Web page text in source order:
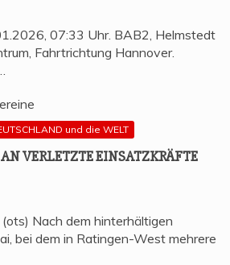
07:33 Uhr. BAB2, Helmstedt
Fahrtrichtung Hannover.
und die WELT
VER­LETZ­TE EIN­SATZ­KRÄF­TE
Nach dem hinterhältigen
bei dem in Ratingen-West mehrere